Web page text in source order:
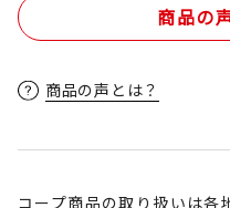
商品の
商品の声とは？
コープ商品の取り扱いは各